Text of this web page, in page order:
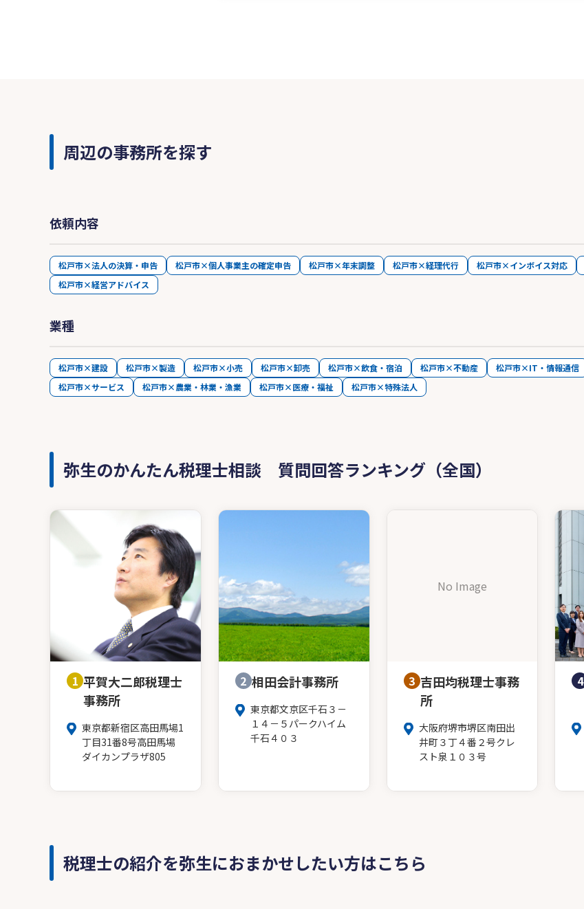
周辺の事務所を探す
依頼内容
松戸市×法人の決算・申告 松戸市×個人事業主の確定申告 松戸市×年末調整 松戸市×経理代行 松戸市×インボイス対応
松戸市×経営アドバイス
業種
松戸市×建設 松戸市×製造 松戸市×小売 松戸市×卸売 松戸市×飲食・宿泊 松戸市×不動産 松戸市×IT・情報通信
松戸市×サービス
松戸市×農業・林業・漁業 松戸市×医療・福祉 松戸市×特殊法人
弥生のかんたん税理士相談 質問回答ランキング（全国）
1 平賀大二郎税理士
事務所
東京都新宿区高田馬場1
丁目31番8号高田馬場
ダイカンプラザ805
2 相田会計事務所
東京都文京区千石３－
１４－５パークハイム
千石４０３
No Image
3 吉田均税理士事務
所
大阪府堺市堺区南田出
井町３丁４番２号クレ
スト泉１０３号
4
税理士の紹介を弥生におまかせしたい方はこちら